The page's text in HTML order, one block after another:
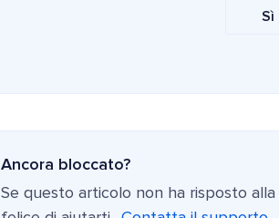
Sì
Ancora bloccato?
Se questo articolo non ha risposto